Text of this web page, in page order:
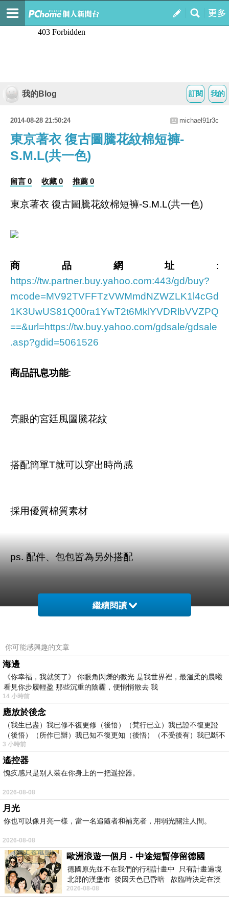
我的
訂閱
我的Blog
2014-08-28 21:50:24 michael91r3c
東京著衣 復古圖騰花紋棉短褲-
S.M.L(共一色)
留言 0 收藏 0 推薦 0
東京著衣 復古圖騰花紋棉短褲-S.M.L(共一色)
商品網址 :
https://tw.partner.buy.yahoo.com:443/gd/buy?
mcode=MV92TVFFTzVWMmdNZWZLK1l4cGd
1K3UwUS81Q00ra1YwT2t6MklYVDRlbVVZPQ
==&url=https://tw.buy.yahoo.com/gdsale/gdsale
.asp?gdid=5061526
商品訊息功能:
亮眼的宮廷風圖騰花紋
搭配簡單T就可以穿出時尚感
採用優質棉質素材
ps. 配件、包包皆為另外搭配
東京著衣 復古圖騰花紋棉短褲-S.M.L(共一
色)-3004959
【 TOKYO
FASHION 】
繼續閱讀
你可能感興趣的文章
海邊
《你幸福，我就笑了》 你眼角閃爍的微光 是我世界裡，最溫柔的晨曦
看見你步履輕盈 那些沉重的陰霾，便悄悄散去 我
14 小時前
應放於後念
（我生已盡）我已修不復更修（後悟）（梵行已立）我已證不復更證
（後悟）（所作已辦）我已知不復更知（後悟）（不受後有）我已斷不
復
3 小時前
遙控器
愧疚感只是别人装在你身上的一把遥控器。
2026-08-08
月光
你也可以像月亮一樣，當一名追隨者和補充者，用弱光關注人間。
2026-08-08
歐洲浪遊一個月 - 中途短暫停留德國
德國原先並不在我們的行程計畫中 只有計畫過境
北部的漢堡市 後因天色已昏暗 故臨時決定在漢
堡市吃晚餐和過夜
2026-08-08